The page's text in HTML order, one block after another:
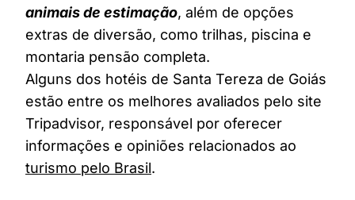
animais de estimação, além de opções
extras de diversão, como trilhas, piscina e
montaria pensão completa.
Alguns dos hotéis de Santa Tereza de Goiás
estão entre os melhores avaliados pelo site
Tripadvisor, responsável por oferecer
informações e opiniões relacionados ao
turismo pelo Brasil.